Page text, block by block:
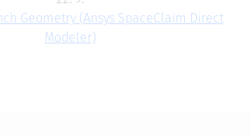
Geometry (Ansys SpaceClaim Direct
Modeler)